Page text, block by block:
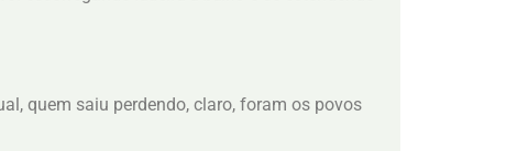
quem saiu perdendo, claro, foram os povos